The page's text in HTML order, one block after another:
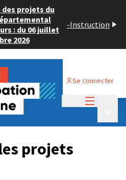
projets du
: du 06 juillet
2026
-Instruction
Se connecter
2024
projets